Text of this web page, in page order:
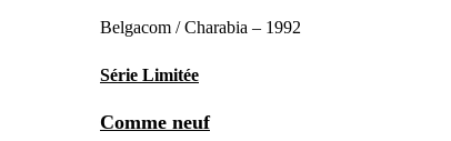
Belgacom / Charabia – 1992
Série Limitée
Comme neuf